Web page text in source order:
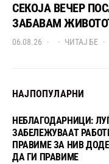
СЕКОЈА ВЕЧЕР
ЗАБАВАМ
06.08.26 ЧИТАЈ БЕ
НАЈПОПУЛАРНИ
НЕБЛАГОДАРНИЦИ:
ЗАБЕЛЕЖУВААТ
ПРАВИМЕ ЗА НИВ
ДА ГИ ПРАВИМЕ